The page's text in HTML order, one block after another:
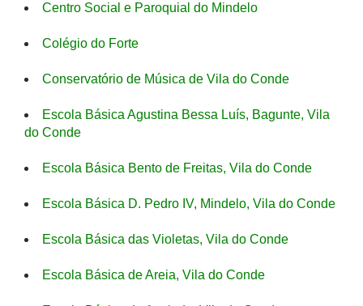
Centro Social e Paroquial do Mindelo
Colégio do Forte
Conservatório de Música de Vila do Conde
Escola Básica Agustina Bessa Luís, Bagunte, Vila
do Conde
Escola Básica Bento de Freitas, Vila do Conde
Escola Básica D. Pedro IV, Mindelo, Vila do Conde
Escola Básica das Violetas, Vila do Conde
Escola Básica de Areia, Vila do Conde